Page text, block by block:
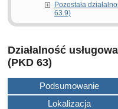
Pozostała
63.9)
Działalność
(PKD 63)
Podsumowanie
Lokalizacja